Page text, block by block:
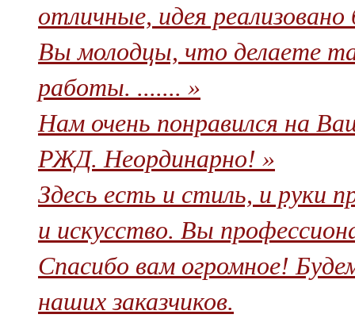
отличные, идея
Вы молодцы, что делаете
работы. ....... »
Нам очень понравился на
РЖД. Неординарно! »
Здесь есть и стиль, и руки
и искусство. Вы
Спасибо вам огромное!
наших заказчиков.